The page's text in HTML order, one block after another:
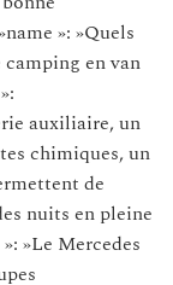
»: »Quels
en van
auxiliaire, un
chimiques, un
de
nuits en pleine
»Le Mercedes